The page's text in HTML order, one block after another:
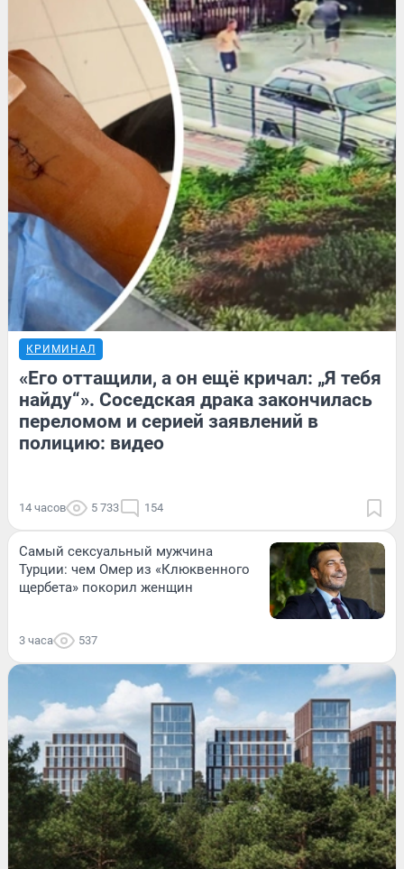
КРИМИНАЛ
«Его оттащили, а он ещё кричал: „Я тебя
найду“». Соседская драка закончилась
переломом и серией заявлений в
полицию: видео
14 часов 5 733 154
Самый сексуальный мужчина
Турции: чем Омер из «Клюквенного
щербета» покорил женщин
3 часа 537